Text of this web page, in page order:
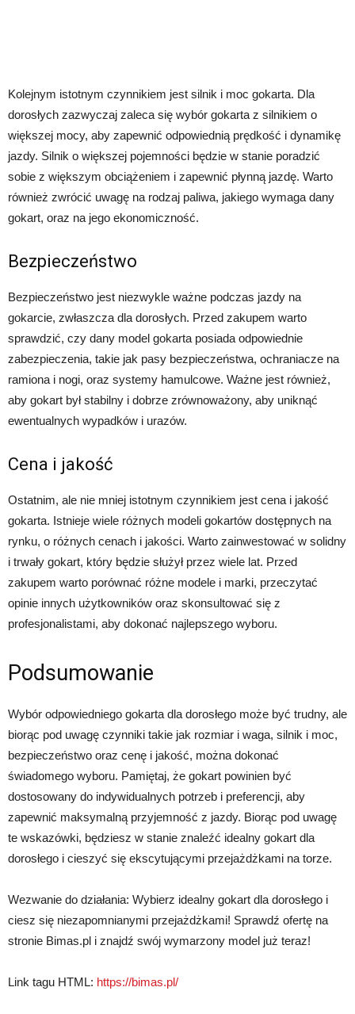
Kolejnym istotnym czynnikiem jest silnik i moc gokarta. Dla
dorosłych zazwyczaj zaleca się wybór gokarta z silnikiem o
większej mocy, aby zapewnić odpowiednią prędkość i dynamikę
jazdy. Silnik o większej pojemności będzie w stanie poradzić
sobie z większym obciążeniem i zapewnić płynną jazdę. Warto
również zwrócić uwagę na rodzaj paliwa, jakiego wymaga dany
gokart, oraz na jego ekonomiczność.
Bezpieczeństwo
Bezpieczeństwo jest niezwykle ważne podczas jazdy na
gokarcie, zwłaszcza dla dorosłych. Przed zakupem warto
sprawdzić, czy dany model gokarta posiada odpowiednie
zabezpieczenia, takie jak pasy bezpieczeństwa, ochraniacze na
ramiona i nogi, oraz systemy hamulcowe. Ważne jest również,
aby gokart był stabilny i dobrze zrównoważony, aby uniknąć
ewentualnych wypadków i urazów.
Cena i jakość
Ostatnim, ale nie mniej istotnym czynnikiem jest cena i jakość
gokarta. Istnieje wiele różnych modeli gokartów dostępnych na
rynku, o różnych cenach i jakości. Warto zainwestować w solidny
i trwały gokart, który będzie służył przez wiele lat. Przed
zakupem warto porównać różne modele i marki, przeczytać
opinie innych użytkowników oraz skonsultować się z
profesjonalistami, aby dokonać najlepszego wyboru.
Podsumowanie
Wybór odpowiedniego gokarta dla dorosłego może być trudny, ale
biorąc pod uwagę czynniki takie jak rozmiar i waga, silnik i moc,
bezpieczeństwo oraz cenę i jakość, można dokonać
świadomego wyboru. Pamiętaj, że gokart powinien być
dostosowany do indywidualnych potrzeb i preferencji, aby
zapewnić maksymalną przyjemność z jazdy. Biorąc pod uwagę
te wskazówki, będziesz w stanie znaleźć idealny gokart dla
dorosłego i cieszyć się ekscytującymi przejażdżkami na torze.
Wezwanie do działania: Wybierz idealny gokart dla dorosłego i
ciesz się niezapomnianymi przejażdżkami! Sprawdź ofertę na
stronie Bimas.pl i znajdź swój wymarzony model już teraz!
Link tagu HTML: https://bimas.pl/